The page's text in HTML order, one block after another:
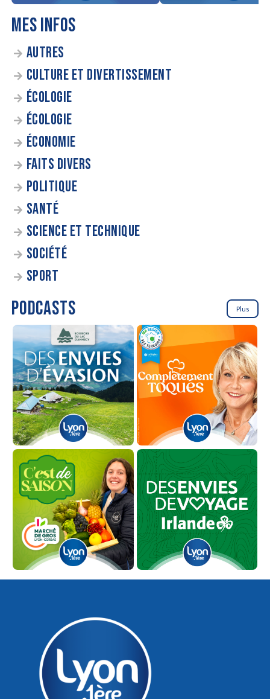
MES INFOS
AUTRES
CULTURE ET DIVERTISSEMENT
ÉCOLOGIE
ÉCOLOGIE
ÉCONOMIE
FAITS DIVERS
POLITIQUE
SANTÉ
SCIENCE ET TECHNIQUE
SOCIÉTÉ
SPORT
PODCASTS Plus